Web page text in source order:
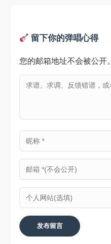
留下你的弹唱心得
您的邮箱地址不会被公开。